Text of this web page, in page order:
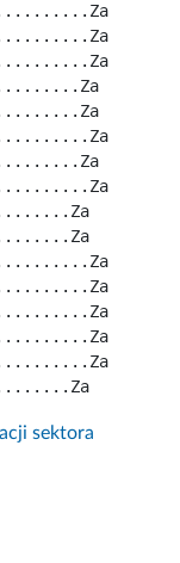
sektora